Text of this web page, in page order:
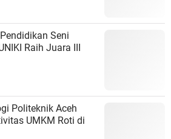
Seni
Raih Juara III
Politeknik Aceh
UMKM Roti di